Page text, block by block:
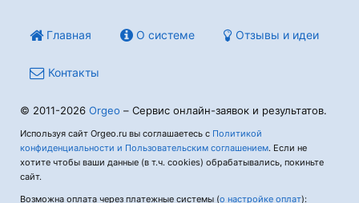
Главная О системе Отзывы и идеи
Контакты
© 2011-2026 Orgeo – Сервис онлайн-заявок и результатов.
Используя сайт Orgeo.ru вы соглашаетесь с Политикой
конфиденциальности и Пользовательским соглашением. Если не
хотите чтобы ваши данные (в т.ч. cookies) обрабатывались, покиньте
сайт.
Возможна оплата через платежные системы (о настройке оплат):